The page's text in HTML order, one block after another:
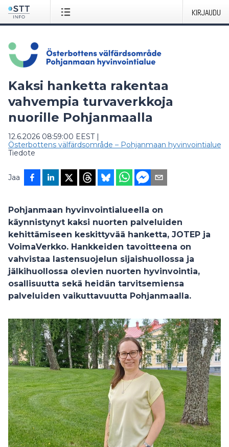
KIRJAUDU
Kaksi hanketta rakentaa
vahvempia turvaverkkoja
nuorille Pohjanmaalla
12.6.2026 08:59:00 EEST|
Österbottens välfärdsområde – Pohjanmaan hyvinvointialue
Tiedote
Jaa
Pohjanmaan hyvinvointialueella on
käynnistynyt kaksi nuorten palveluiden
kehittämiseen keskittyvää hanketta, JOTEP ja
VoimaVerkko. Hankkeiden tavoitteena on
vahvistaa lastensuojelun sijaishuollossa ja
jälkihuollossa olevien nuorten hyvinvointia,
osallisuutta sekä heidän tarvitsemiensa
palveluiden vaikuttavuutta Pohjanmaalla.